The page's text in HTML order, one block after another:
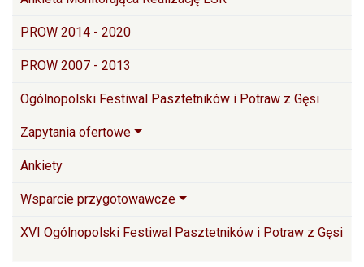
PROW 2014 - 2020
PROW 2007 - 2013
Ogólnopolski Festiwal Pasztetników i Potraw z Gęsi
Zapytania ofertowe
Ankiety
Wsparcie przygotowawcze
XVI Ogólnopolski Festiwal Pasztetników i Potraw z Gęsi